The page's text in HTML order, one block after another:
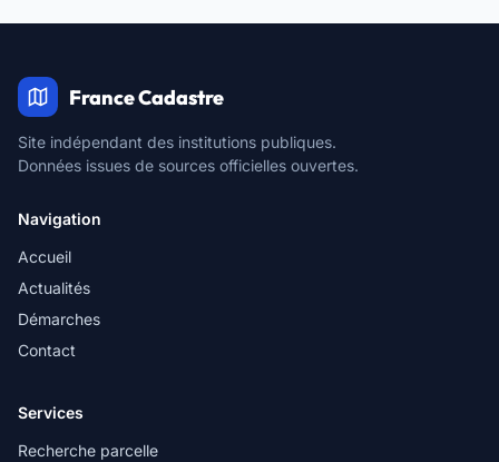
France Cadastre
Site indépendant des institutions publiques.
Données issues de sources officielles ouvertes.
Navigation
Accueil
Actualités
Démarches
Contact
Services
Recherche parcelle